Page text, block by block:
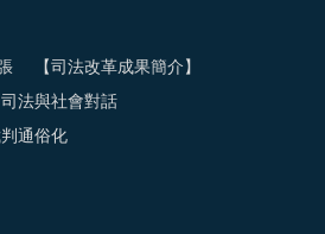
【司法改革成果簡介】
司法與社會對話
通俗化